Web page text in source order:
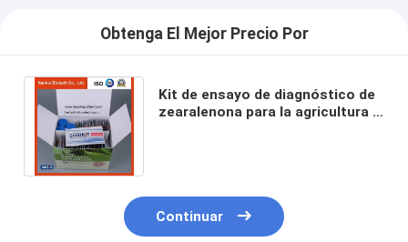
Obtenga El Mejor Precio Por
Kit de ensayo de diagnóstico de
zearalenona para la agricultura y
Continuar